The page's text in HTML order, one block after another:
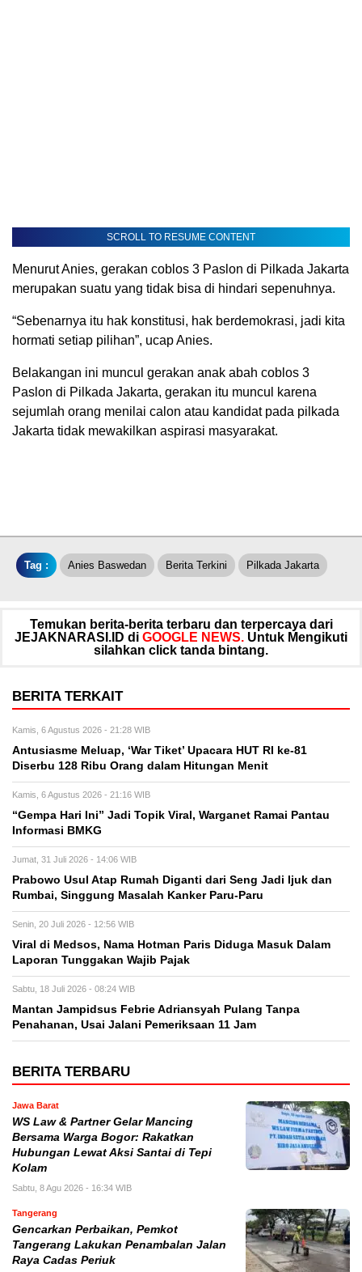
SCROLL TO RESUME CONTENT
Menurut Anies, gerakan coblos 3 Paslon di Pilkada Jakarta
merupakan suatu yang tidak bisa di hindari sepenuhnya.
“Sebenarnya itu hak konstitusi, hak berdemokrasi, jadi kita
hormati setiap pilihan”, ucap Anies.
Belakangan ini muncul gerakan anak abah coblos 3
Paslon di Pilkada Jakarta, gerakan itu muncul karena
sejumlah orang menilai calon atau kandidat pada pilkada
Jakarta tidak mewakilkan aspirasi masyarakat.
Tag : Anies Baswedan Berita Terkini Pilkada Jakarta
Temukan berita-berita terbaru dan terpercaya dari
JEJAKNARASI.ID di GOOGLE NEWS. Untuk Mengikuti
silahkan click tanda bintang.
BERITA TERKAIT
Kamis, 6 Agustus 2026 - 21:28 WIB
Antusiasme Meluap, ‘War Tiket’ Upacara HUT RI ke-81
Diserbu 128 Ribu Orang dalam Hitungan Menit
Kamis, 6 Agustus 2026 - 21:16 WIB
“Gempa Hari Ini” Jadi Topik Viral, Warganet Ramai Pantau
Informasi BMKG
Jumat, 31 Juli 2026 - 14:06 WIB
Prabowo Usul Atap Rumah Diganti dari Seng Jadi Ijuk dan
Rumbai, Singgung Masalah Kanker Paru-Paru
Senin, 20 Juli 2026 - 12:56 WIB
Viral di Medsos, Nama Hotman Paris Diduga Masuk Dalam
Laporan Tunggakan Wajib Pajak
Sabtu, 18 Juli 2026 - 08:24 WIB
Mantan Jampidsus Febrie Adriansyah Pulang Tanpa
Penahanan, Usai Jalani Pemeriksaan 11 Jam
BERITA TERBARU
Jawa Barat
WS Law & Partner Gelar Mancing
Bersama Warga Bogor: Rakatkan
Hubungan Lewat Aksi Santai di Tepi
Kolam
Sabtu, 8 Agu 2026 - 16:34 WIB
Tangerang
Gencarkan Perbaikan, Pemkot
Tangerang Lakukan Penambalan Jalan
Raya Cadas Periuk